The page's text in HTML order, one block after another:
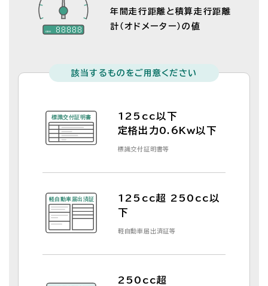
年間走行距離と積算走行距離
計（オドメーター）の値
該当するものをご用意ください
125cc以下
定格出力0.6Kw以下
標識交付証明書等
125cc超 250cc以
下
軽自動車届出済証等
250cc超